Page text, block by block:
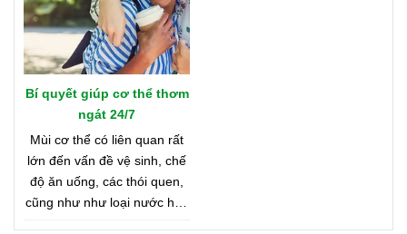
Bí quyết giúp cơ thể thơm
ngát 24/7
Mùi cơ thể có liên quan rất
lớn đến vấn đề vệ sinh, chế
độ ăn uống, các thói quen,
cũng như như loại nước hoa